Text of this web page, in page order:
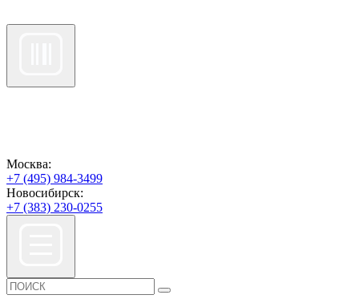
Москва:
+7 (495) 984-3499
Новосибирск:
+7 (383) 230-0255